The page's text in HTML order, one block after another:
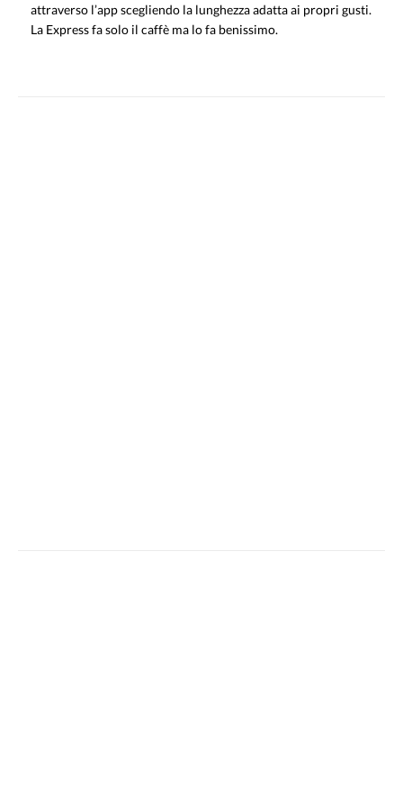
attraverso l’app scegliendo la lunghezza adatta ai propri gusti.
La Express fa solo il caffè ma lo fa benissimo.